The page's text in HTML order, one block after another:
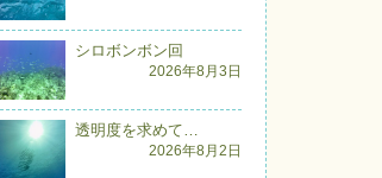
シロボンボン回
2026年8月3日
透明度を求めて…
2026年8月2日